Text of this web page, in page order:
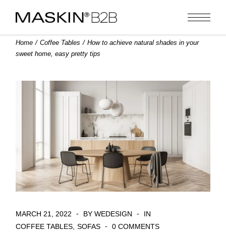
Home Coffee Tables
How to achieve natural shades in your
sweet home, easy pretty tips
MARCH 21, 2022 BY WEDESIGN
IN
COFFEE TABLES SOFAS 0 COMMENTS